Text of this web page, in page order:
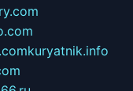
kuryatnik.info